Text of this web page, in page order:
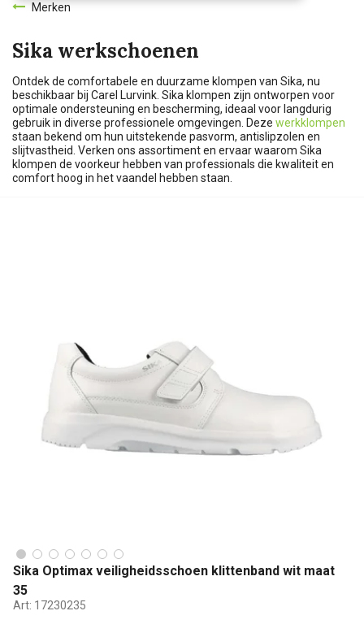
Merken
Sika werkschoenen
Ontdek de comfortabele en duurzame klompen van Sika, nu
beschikbaar bij Carel Lurvink. Sika klompen zijn ontworpen voor
optimale ondersteuning en bescherming, ideaal voor langdurig
gebruik in diverse professionele omgevingen. Deze werkklompen
staan bekend om hun uitstekende pasvorm, antislipzolen en
slijtvastheid. Verken ons assortiment en ervaar waarom Sika
klompen de voorkeur hebben van professionals die kwaliteit en
comfort hoog in het vaandel hebben staan.
Sika Optimax veiligheidsschoen klittenband wit maat
35
Art: 17230235